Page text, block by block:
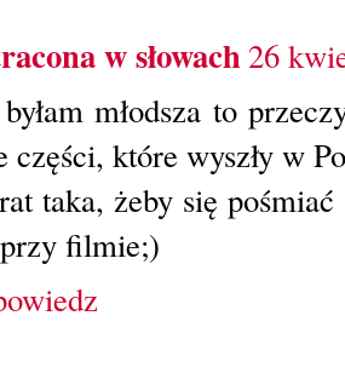
w słowach26
młodsza to
części, które wyszły w
taka, żeby się
filmie;)